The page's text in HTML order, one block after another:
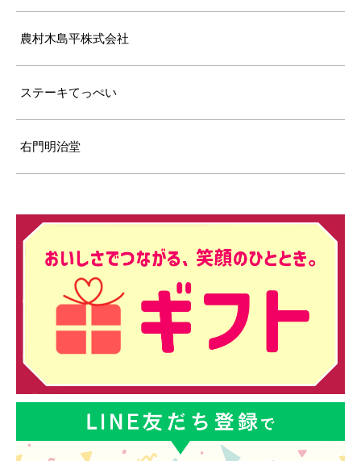
農村木島平株式会社
ステーキてっぺい
右門明治堂